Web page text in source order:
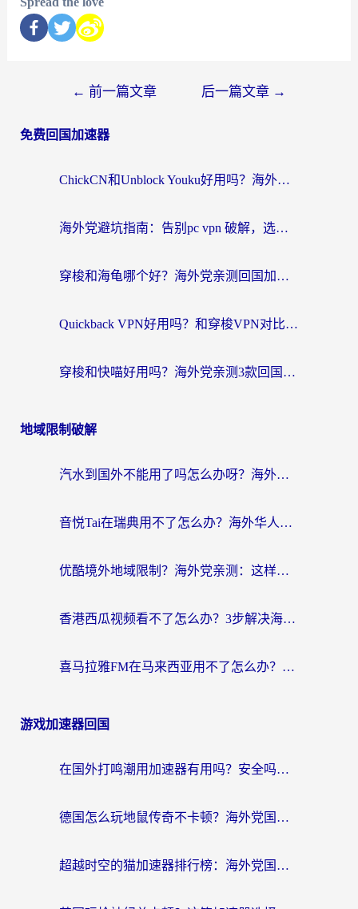
← 前一篇文章 后一篇文章 →
免费回国加速器
ChickCN和Unblock Youku好用吗？海外党亲测3款回国加速器，附iOS免费选择指南
海外党避坑指南：告别pc vpn 破解，选对回国加速器轻松访问国内资源
穿梭和海龟哪个好？海外党亲测回国加速器，附电脑免费VPN推荐
Quickback VPN好用吗？和穿梭VPN对比哪个回国效果更好？海外党必看的真实测评与选择指南
穿梭和快喵好用吗？海外党亲测3款回国加速器，附日本回国VPN避坑指南
地域限制破解
汽水到国外不能用了吗怎么办呀？海外党追剧看片的救星在这里！
音悦Tai在瑞典用不了怎么办？海外华人追剧听歌的实用指南
优酷境外地域限制？海外党亲测：这样看国内剧再也不卡（附3个实用场景解决）
香港西瓜视频看不了怎么办？3步解决海外追剧难题，附靠谱加速器推荐
喜马拉雅FM在马来西亚用不了怎么办？海外华人亲测有效的回国加速指南
游戏加速器回国
在国外打鸣潮用加速器有用吗？安全吗？海外玩家国服游戏加速全指南
德国怎么玩地鼠传奇不卡顿？海外党国服游戏加速全攻略（含战双EVE实用指南）
超越时空的猫加速器排行榜：海外党国服游戏不卡顿的终极选择指南